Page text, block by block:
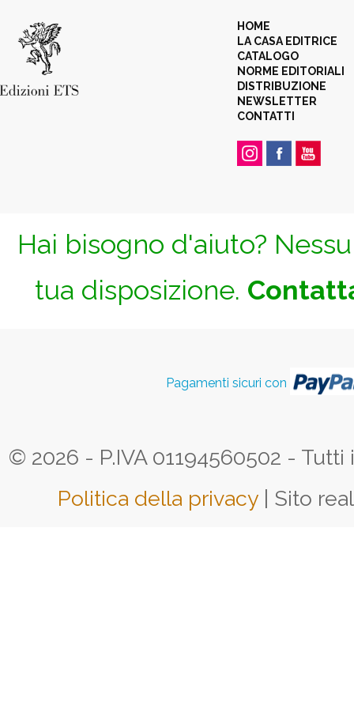
HOME
LA CASA EDITRICE
CATALOGO
NORME EDITORIALI
DISTRIBUZIONE
NEWSLETTER
CONTATTI
Hai bisogno d'aiuto?
tua disposizione.
Pagamenti sicuri con
© 2026 - P.IVA 01194560502 -
Politica della privacy | Sito